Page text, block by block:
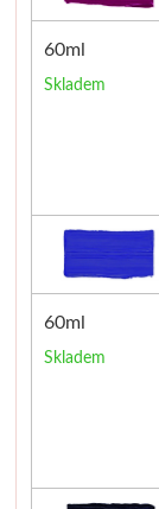
60ml
Skladem
60ml
Skladem